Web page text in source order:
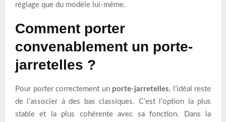
réglage que du modèle lui-même.
Comment porter
convenablement un porte-
jarretelles ?
Pour porter correctement un porte-jarretelles, l’idéal reste
de l’associer à des bas classiques. C’est l’option la plus
stable et la plus cohérente avec sa fonction. Dans la